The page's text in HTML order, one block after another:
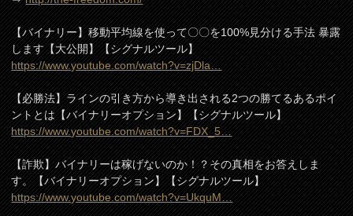
【バイナリー】移動平均線を使って〇〇を100%見分ける手法 暴露
します【大公開】【シグナルツール】
https://www.youtube.com/watch?v=zjDla…
【必勝法】ラインの引き方から導き出される2つの勝てるあるポイ
ントとは【バイナリーオプション】【シグナルツール】
https://www.youtube.com/watch?v=FDX_5…
【詐欺】バイナリーは稼げないのか！？その真相をお答えしま
す。【バイナリーオプション】【シグナルツール】
https://www.youtube.com/watch?v=UkquM…